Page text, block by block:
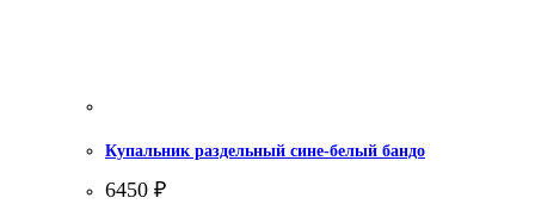
Купальник раздельный сине-белый бандо
6450 ₽